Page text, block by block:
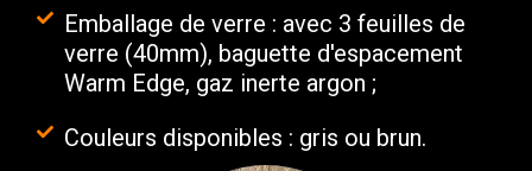
Emballage de verre : avec 3 feuilles de
verre (40mm), baguette d'espacement
Warm Edge, gaz inerte argon ;
Couleurs disponibles : gris ou brun.